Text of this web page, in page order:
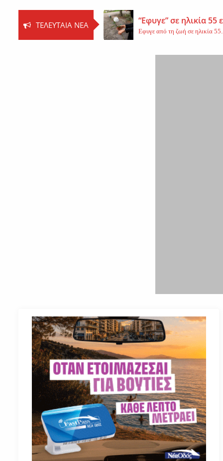
ΤΕΛΕΥΤΑΊΑ ΝΈΑ “Εφυγε” σε ηλικία
Εφυγε από τη ζωή σε ηλικία 55...
Βοιωτία: Νεκρός ο